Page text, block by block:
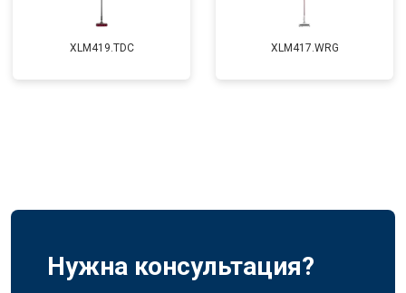
XLM419.TDC XLM417.WRG
Нужна консультация?